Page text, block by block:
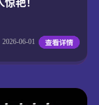
艳！
2026-06-01